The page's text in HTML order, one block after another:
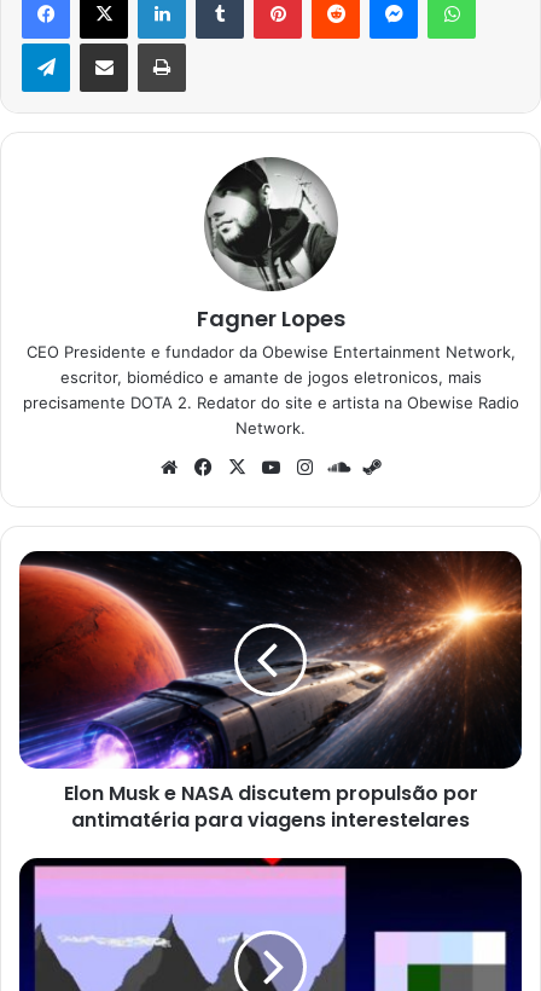
TelegramCompartilhar via e-mail Imprimir
Fagner Lopes
CEO Presidente e fundador da Obewise Entertainment Network,
escritor, biomédico e amante de jogos eletronicos, mais
precisamente DOTA 2. Redator do site e artista na Obewise Radio
Network.
WebsiteFacebook
X YouTubeInstagramSoundCloud
Elon
Musk
NASA
discutem
por
antimatéria
para
viagens
interestelares
Elon Musk e NASA discutem propulsão por
antimatéria para viagens interestelares
Modder
desbloqueia
recursos
ocultos